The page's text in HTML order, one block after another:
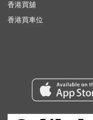
香港買舖
香港買車位